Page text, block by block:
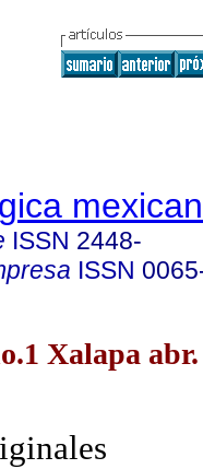
ISSN 2448-
ISSN
Xalapa abr.